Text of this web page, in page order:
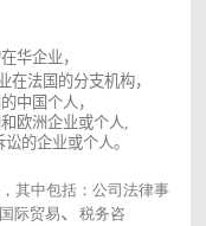
华企业，
在法国的分支机构，
中国个人，
欧洲企业或个人,
的企业或个人。
其中包括：公司法律事
国际贸易、 税务咨